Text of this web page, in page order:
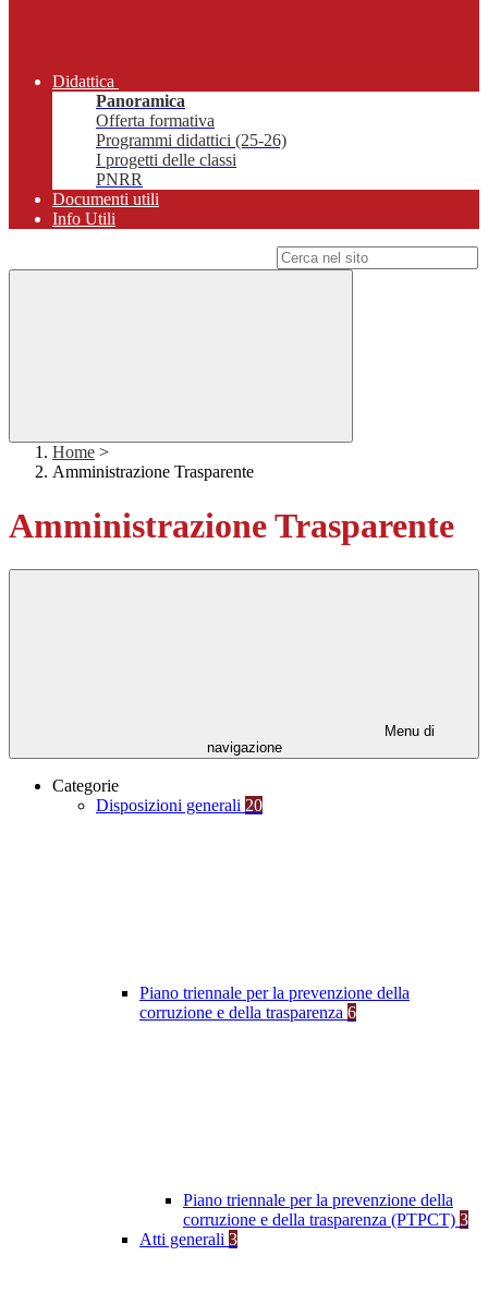
Didattica
Panoramica
Offerta formativa
Programmi didattici (25-26)
I progetti delle classi
PNRR
Documenti utili
Info Utili
Home >
Amministrazione Trasparente
Amministrazione Trasparente
Menu di
navigazione
Categorie
Disposizioni generali 20
Piano triennale per la prevenzione della
corruzione e della trasparenza 6
Piano triennale per la prevenzione della
corruzione e della trasparenza (PTPCT) 3
Atti generali 3